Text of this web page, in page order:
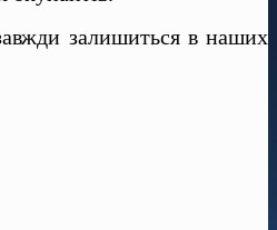
залишиться в наших